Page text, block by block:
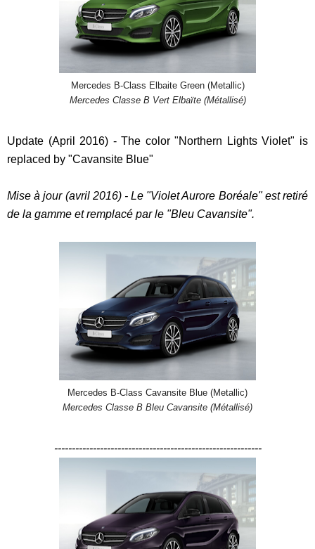
Mercedes B-Class Elbaite Green (Metallic)
Mercedes Classe B Vert Elbaïte (Métallisé)
Update (April 2016) - The color "Northern Lights Violet" is
replaced by "Cavansite Blue"
Mise à jour (avril 2016) - Le "Violet Aurore Boréale" est retiré
de la gamme et remplacé par le "Bleu Cavansite".
Mercedes B-Class Cavansite Blue (Metallic)
Mercedes Classe B Bleu Cavansite (Métallisé)
-----------------------------------------------------------